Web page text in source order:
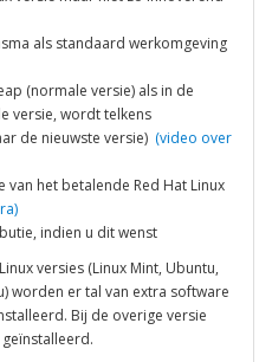
als standaard werkomgeving
(normale versie) als in de
versie, wordt telkens
de nieuwste versie) (video over
van het betalende Red Hat Linux
indien u dit wenst
versies (Linux Mint, Ubuntu,
worden er tal van extra software
Bij de overige versie